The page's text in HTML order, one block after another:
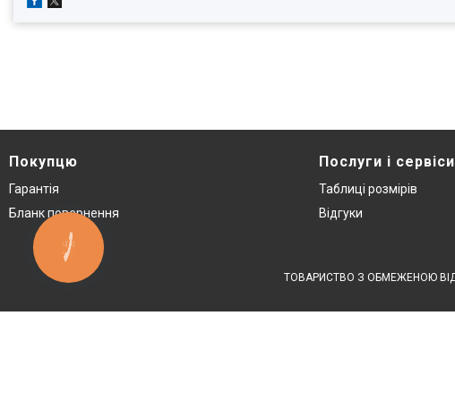
Покупцю
Гарантія
Бланк повернення
Послуги і сервіси
Таблиці розмірів
Відгуки
КНОПКА
ЗВ'ЯЗКУ